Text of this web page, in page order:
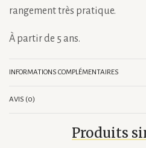
rangement très pratique.
À partir de 5 ans.
INFORMATIONS COMPLÉMENTAIRES
AVIS (0)
Produits